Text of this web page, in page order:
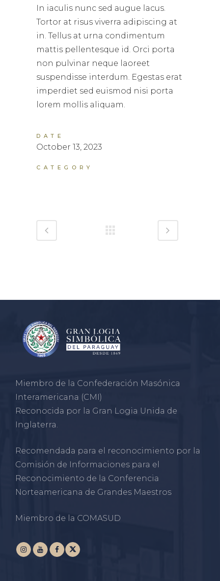
In iaculis nunc sed augue lacus.
Tortor at risus viverra adipiscing at
in. Tellus at urna condimentum
mattis pellentesque id. Orci porta
non pulvinar neque laoreet
suspendisse interdum. Egestas erat
imperdiet sed euismod nisi porta
lorem mollis aliquam.
DATE
October 13, 2023
CATEGORY
Miembro de la Confederación Masónica
Interamericana (CMI)
Reconocida por la Gran Logia Unida de
Inglaterra.
Recomendada para el reconocimiento por la
Comisión de Informaciones para el
Reconocimiento de la Conferencia
Norteamericana de Grandes Maestros
Miembro de la COMASUD